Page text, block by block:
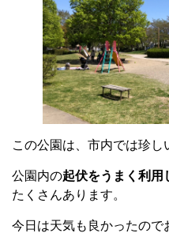
この公園は、市内では珍し
公園内の起伏をうまく利用
たくさんあります。
今日は天気も良かったので